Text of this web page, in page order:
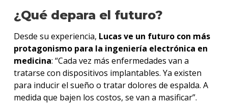
¿Qué depara el futuro?
Desde su experiencia, Lucas ve un futuro con más
protagonismo para la ingeniería electrónica en
medicina: “Cada vez más enfermedades van a
tratarse con dispositivos implantables. Ya existen
para inducir el sueño o tratar dolores de espalda. A
medida que bajen los costos, se van a masificar”.